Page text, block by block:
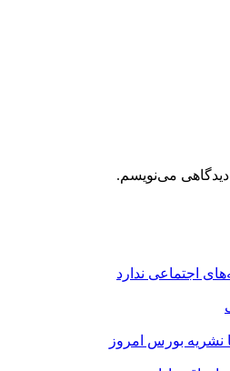
دیدگاهی می‌نویسم.
اجتماعی ندارد
نشریه بورس امروز